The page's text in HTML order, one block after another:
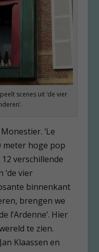
scenes uit ‘de vier
‘Le
meter hoge pop
verschillende
‘de vier
binnenkant
brengen we
l’Ardenne’. Hier
te zien.
Klaassen en